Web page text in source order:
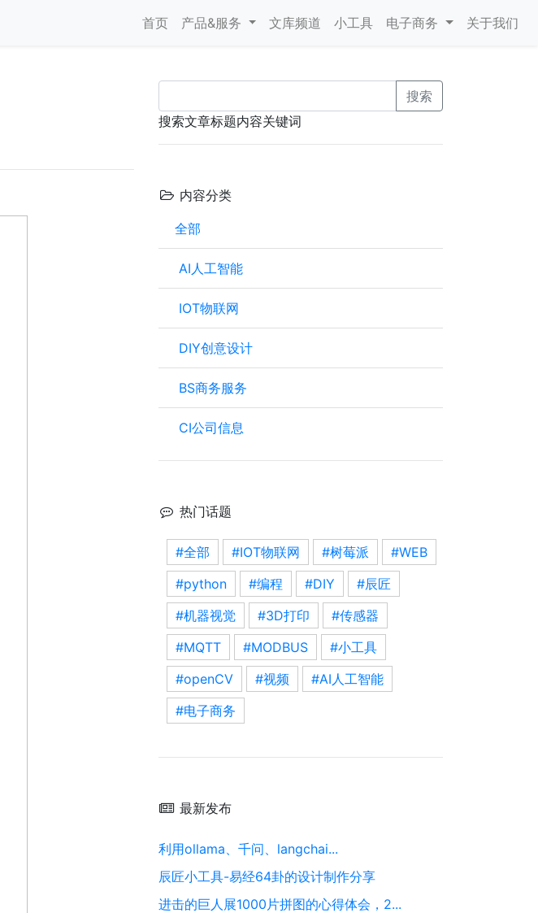
首页 产品&服务 文库频道 小工具 电子商务 关于我们
搜索
搜索文章标题内容关键词
内容分类
全部
AI人工智能
IOT物联网
DIY创意设计
BS商务服务
CI公司信息
热门话题
#全部 #IOT物联网 #树莓派
#WEB
#python
#编程 #DIY
#辰匠
#机器视觉
#3D打印
#传感器
#MQTT
#MODBUS
#小工具
#openCV
#视频
#AI人工智能
#电子商务
最新发布
利用ollama、千问、langchai...
辰匠小工具-易经64卦的设计制作分享
进击的巨人展1000片拼图的心得体会，2...